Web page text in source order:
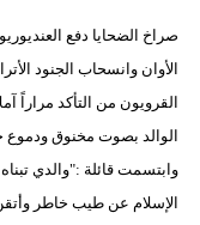
صراخ الضحايا دفع
الأوان وانسحاب الجنود
القرويون من التأكد مراراً
الوالد بصوت مخنوق ودموع
وابتسمت قائلة :"والدي
الإسلام عن طيب خاطر وأتقن